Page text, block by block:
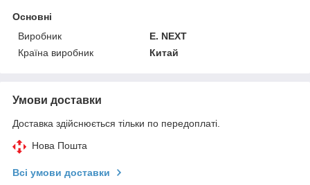
Основні
Виробник
E. NEXT
Країна виробник
Китай
Умови доставки
Доставка здійснюється тільки по передоплаті.
Нова Пошта
Всі умови доставки